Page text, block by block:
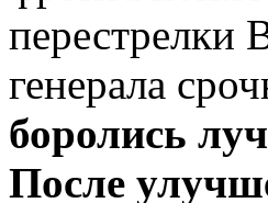
перестрелки
генерала
боролись
После